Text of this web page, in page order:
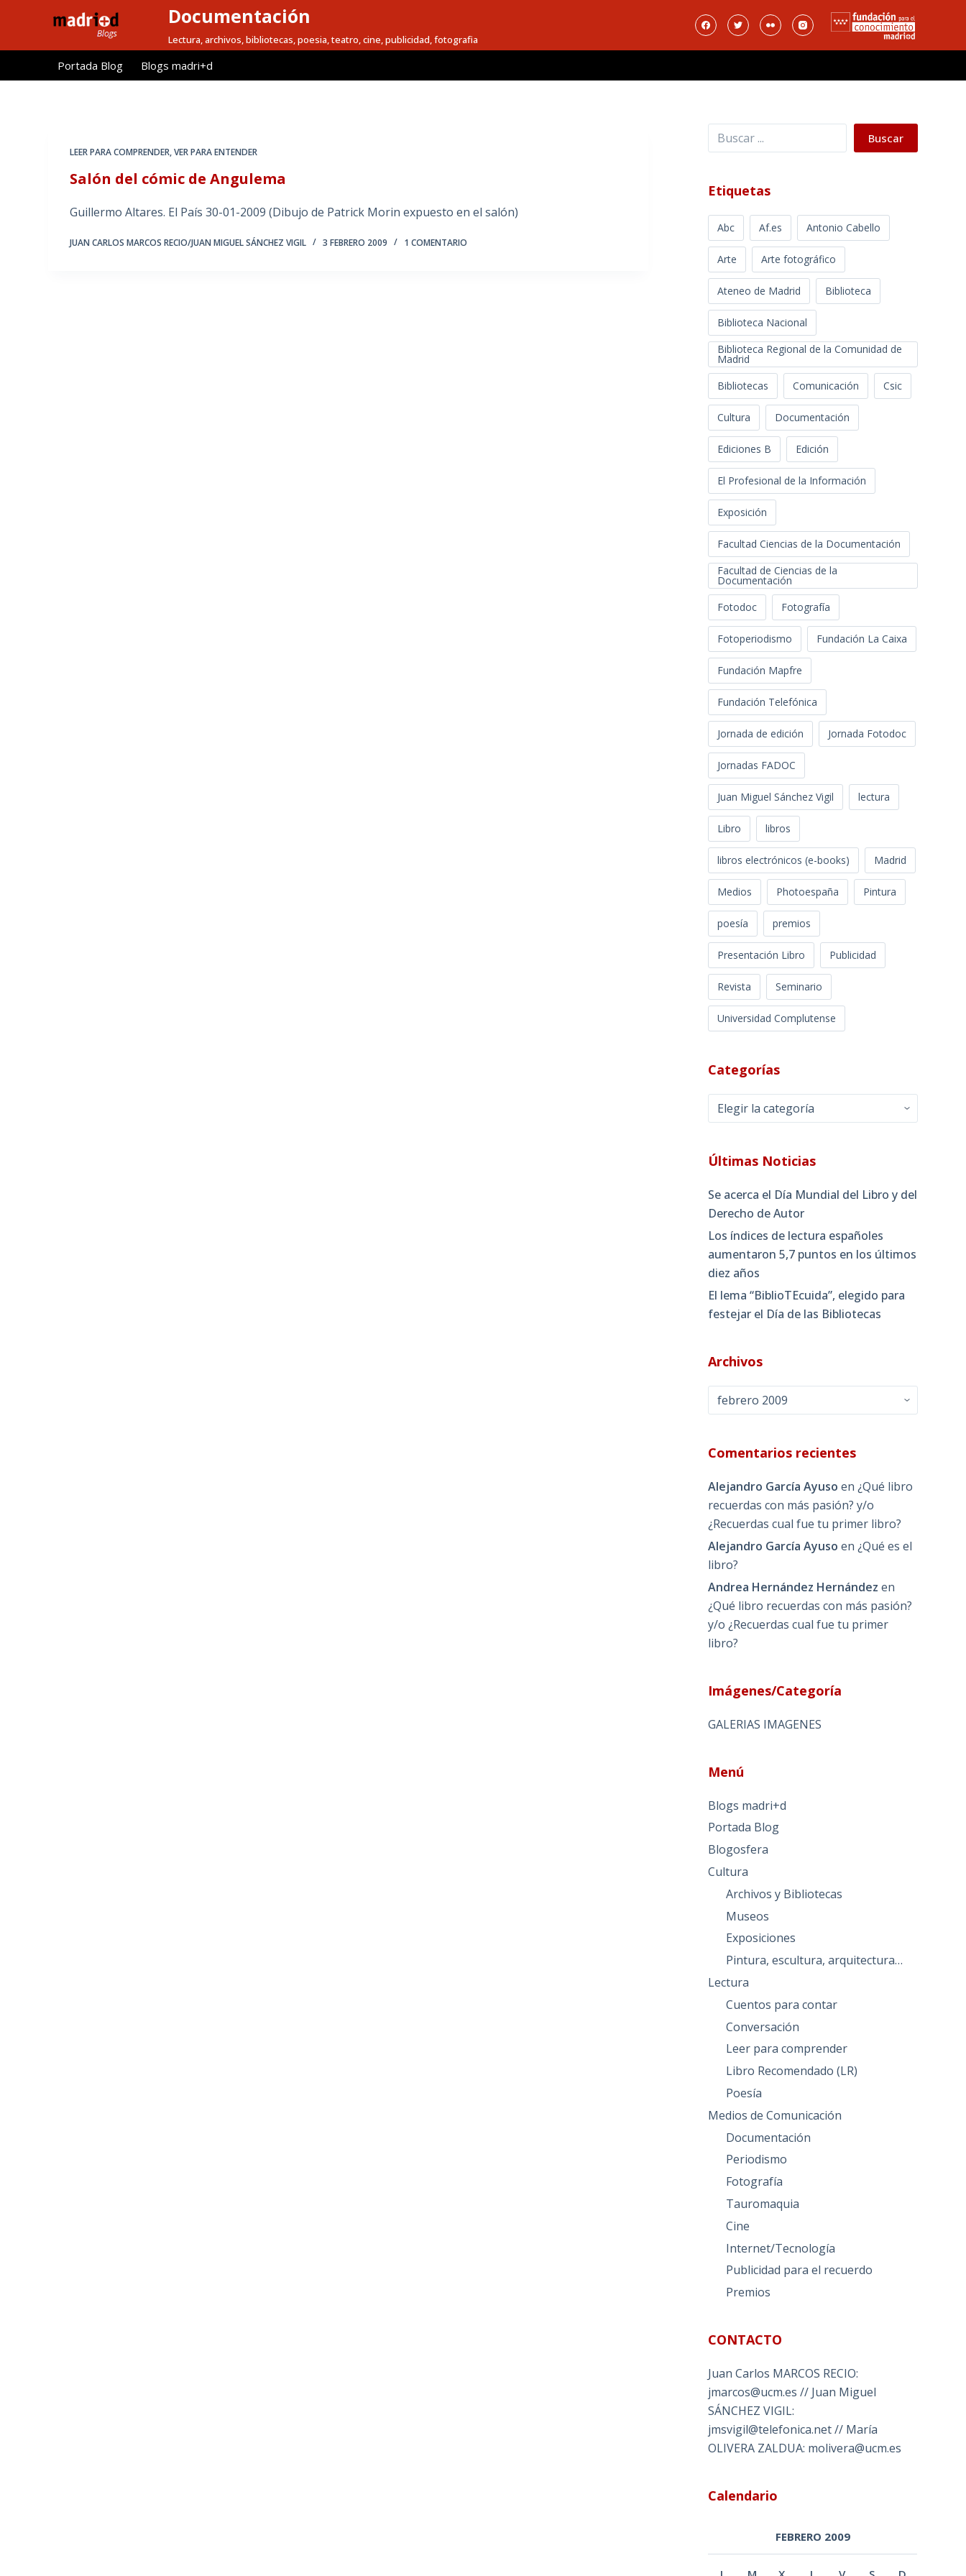
l
Documentación
Lectura, archivos, bibliotecas, poesia, teatro, cine, publicidad, fotografia
Portada Blog Blogs madri+d
LEER PARA COMPRENDER,VER PARA ENTENDER
Salón del cómic de Angulema
Guillermo Altares. El País 30-01-2009 (Dibujo de Patrick Morin expuesto en el salón)
JUAN CARLOS MARCOS RECIO/JUAN MIGUEL SÁNCHEZ VIGIL 3 FEBRERO 2009 1 COMENTARIO
Buscar Buscar
Etiquetas
Abc Af.es Antonio Cabello
Arte Arte fotográfico
Ateneo de Madrid Biblioteca
Biblioteca Nacional
Biblioteca Regional de la Comunidad de
Madrid
Bibliotecas
Comunicación Csic
Cultura Documentación
Ediciones B Edición
El Profesional de la Información
Exposición
Facultad Ciencias de la Documentación
Facultad de Ciencias de la
Documentación
Fotodoc
Fotografía
Fotoperiodismo Fundación La Caixa
Fundación Mapfre
Fundación Telefónica
Jornada de edición Jornada Fotodoc
Jornadas FADOC
Juan Miguel Sánchez Vigil lectura
Libro libros
libros electrónicos (e-books) Madrid
Medios Photoespaña Pintura
poesía premios
Presentación Libro Publicidad
Revista Seminario
Universidad Complutense
Categorías
Categorías
Últimas Noticias
Se acerca el Día Mundial del Libro y del
Derecho de Autor
Los índices de lectura españoles
aumentaron 5,7 puntos en los últimos
diez años
El lema “BiblioTEcuida”, elegido para
festejar el Día de las Bibliotecas
Archivos
Archivos
Comentarios recientes
Alejandro García Ayuso en¿Qué libro
recuerdas con más pasión? y/o
¿Recuerdas cual fue tu primer libro?
Alejandro García Ayuso en¿Qué es el
libro?
Andrea Hernández Hernández en
¿Qué libro recuerdas con más pasión?
y/o ¿Recuerdas cual fue tu primer
libro?
Imágenes/Categoría
GALERIAS IMAGENES
Menú
Blogs madri+d
Portada Blog
Blogosfera
Cultura
Archivos y Bibliotecas
Museos
Exposiciones
Pintura, escultura, arquitectura…
Lectura
Cuentos para contar
Conversación
Leer para comprender
Libro Recomendado (LR)
Poesía
Medios de Comunicación
Documentación
Periodismo
Fotografía
Tauromaquia
Cine
Internet/Tecnología
Publicidad para el recuerdo
Premios
CONTACTO
Juan Carlos MARCOS RECIO:
jmarcos@ucm.es // Juan Miguel
SÁNCHEZ VIGIL:
jmsvigil@telefonica.net // María
OLIVERA ZALDUA: molivera@ucm.es
Calendario
FEBRERO 2009